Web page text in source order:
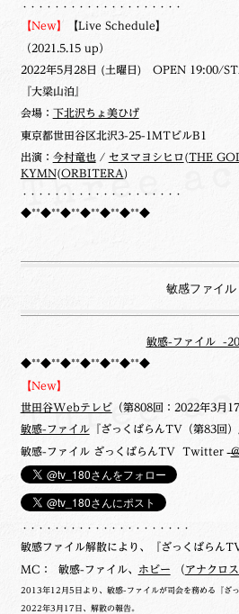
・・・・・・・・・・・・・・・・・・・・
【New】 【Live Schedule】
（2021.5.15 up）
2022年5月28日 (土曜日) OPEN 19:00/
『大梁山泊』
会場： 下北沢ちょ美ひげ
東京都世田谷区北沢3-25-1MTビルB1
出演： 今村竜也 / セヌマヨシヒロ (THE
KYMN(ORBITERA)
・・・・・・・・・・・・・・・・・・・・
◆**◆**◆**◆**◆**◆**◆
敏感ファイル
敏感-ファイル -
◆**◆**◆**◆**◆**◆**◆
【New】
世田谷Webテレビ（第808回：2022年3月
敏感-ファイル『ざっくばらんTV（第83回）
敏感-ファイル ざっくばらんTV Twitter
・・・・・・・・・・・・・・・・・・・・・
敏感ファイル解散により、『ざっくばらん
MC： 敏感-ファイル、 ホビー （ アナクロ
2013年12月5日より、敏感-ファイルが司会を務める『ざ
2022年3月17日、解散の報告。